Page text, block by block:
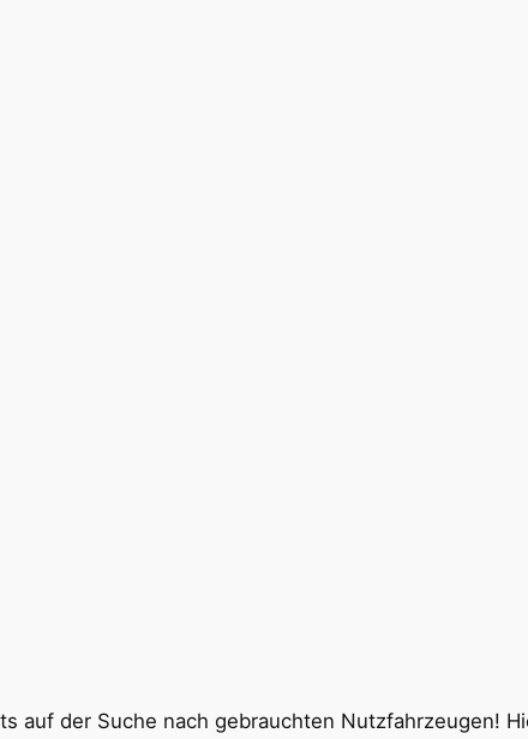
auf der Suche nach gebrauchten Nutzfahrzeugen!